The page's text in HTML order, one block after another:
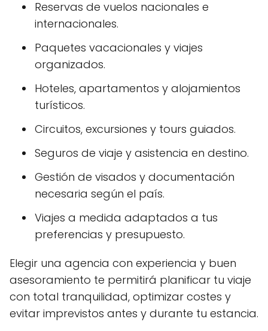
Reservas de vuelos nacionales e
internacionales.
Paquetes vacacionales y viajes
organizados.
Hoteles, apartamentos y alojamientos
turísticos.
Circuitos, excursiones y tours guiados.
Seguros de viaje y asistencia en destino.
Gestión de visados y documentación
necesaria según el país.
Viajes a medida adaptados a tus
preferencias y presupuesto.
Elegir una agencia con experiencia y buen
asesoramiento te permitirá planificar tu viaje
con total tranquilidad, optimizar costes y
evitar imprevistos antes y durante tu estancia.